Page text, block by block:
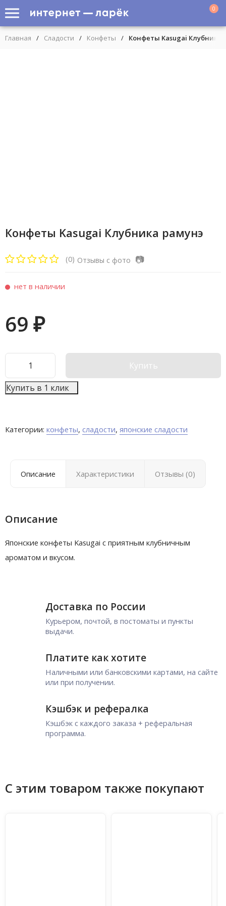
0
Главная / Сладости / Конфеты / Конфеты Kasugai Клубника
Конфеты Kasugai Клубника рамунэ
(0) Отзывы с фото 📷
нет в наличии
69 ₽
Купить
Купить в 1 клик
Категории: конфеты, сладости, японские сладости
Описание Характеристики Отзывы (0)
Описание
Японские конфеты Kasugai с приятным клубничным
ароматом и вкусом.
Доставка по России
Курьером, почтой, в постоматы и пункты
выдачи.
Платите как хотите
Наличными или банковскими картами, на сайте
или при получении.
Кэшбэк и рефералка
Кэшбэк с каждого заказа + реферальная
программа.
С этим товаром также покупают